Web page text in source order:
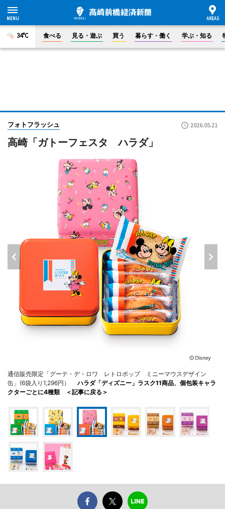
34°C 食べる 見る・遊ぶ 買う 暮らす・働く 学ぶ・知る
フォトフラッシュ 2026.05.21
高崎「ガトーフェスタ ハラダ」
通信販売限定「グーテ・デ・ロワ レトロポップ ミニーマウスデザイン
缶」(6袋入り1,296円）ハラダ「ディズニー」ラスク11商品、個包装キャラ
クターごとに4種類 ＜記事に戻る＞